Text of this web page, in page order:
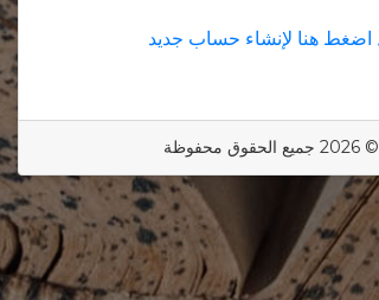
اضغط هنا لإنشاء حساب جديد
© 2026 جميع الحقوق محفوظة